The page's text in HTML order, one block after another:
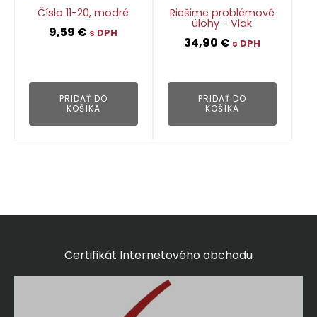
Čísla 11-20, modré
9,59 € s DPH
PRIDAŤ DO
KOŠÍKA
Riešime problémové
úlohy - Vlak
34,90 € s DPH
PRIDAŤ DO
KOŠÍKA
Certifikát Internetového obchodu